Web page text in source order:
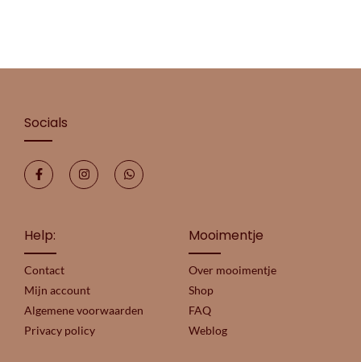
Socials
Help:
Contact
Mijn account
Algemene voorwaarden
Privacy policy
Mooimentje
Over mooimentje
Shop
FAQ
Weblog